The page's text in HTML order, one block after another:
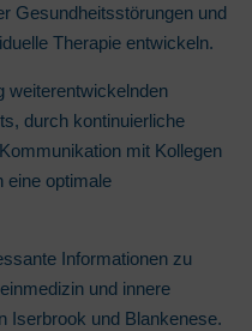
Gesundheitsstörungen und
Therapie entwickeln.
weiterentwickelnden
durch kontinuierliche
mit Kollegen
eine optimale
Informationen zu
und innere
Iserbrook und Blankenese.